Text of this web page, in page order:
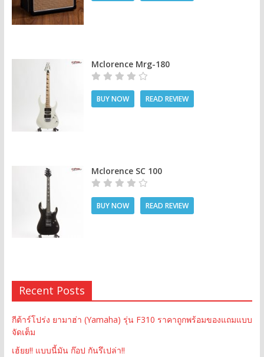
Mclorence Mrg-180
BUY NOW READ REVIEW
Mclorence SC 100
BUY NOW READ REVIEW
Recent Posts
กีต้าร์โปร่ง ยามาฮ่า (Yamaha) รุ่น F310 ราคาถูกพร้อมของแถมแบบ
จัดเต็ม
เฮ้ยย!! แบบนี้มัน ก๊อป กันรึเปล่า!!